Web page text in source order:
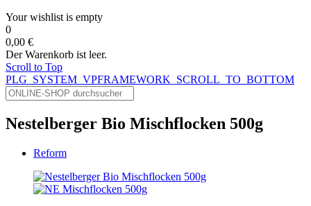
Your wishlist is empty
0
0,00 €
Der Warenkorb ist leer.
Scroll to Top
PLG_SYSTEM_VPFRAMEWORK_SCROLL_TO_BOTTOM
Nestelberger Bio Mischflocken 500g
Reform